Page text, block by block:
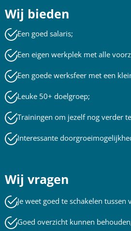
Wij bieden
Een goed salaris;
Een eigen werkplek met alle
Een goede werksfeer met een
Leuke 50+ doelgroep;
Trainingen om jezelf nog verder
Interessante
Wij vragen
Je weet goed te schakelen tussen
Goed overzicht kunnen